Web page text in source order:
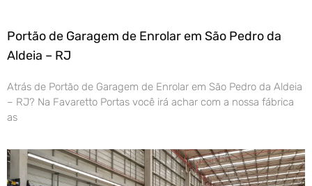
Portão de Garagem de Enrolar em São Pedro da
Aldeia – RJ
Atrás de Portão de Garagem de Enrolar em São Pedro da Aldeia
– RJ? Na Favaretto Portas você irá achar com a nossa fábrica
as